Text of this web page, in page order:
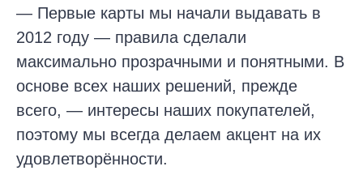
— Первые карты мы начали выдавать в
2012 году — правила сделали
максимально прозрачными и понятными. В
основе всех наших решений, прежде
всего, — интересы наших покупателей,
поэтому мы всегда делаем акцент на их
удовлетворённости.